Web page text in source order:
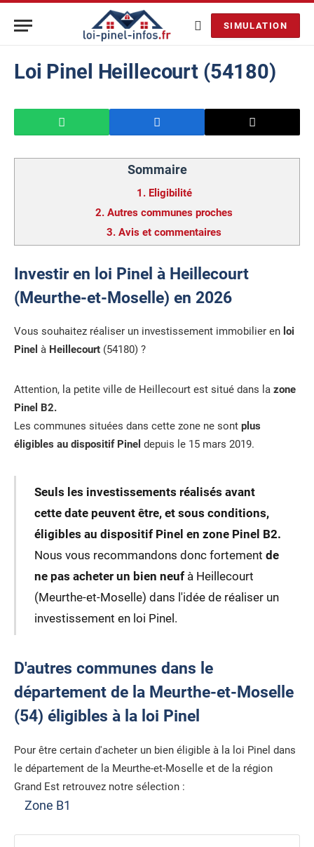
SIMULATION
Loi Pinel Heillecourt (54180)
Sommaire
1. Eligibilité
2. Autres communes proches
3. Avis et commentaires
Investir en loi Pinel à Heillecourt
(Meurthe-et-Moselle) en 2026
Vous souhaitez réaliser un investissement immobilier en loi
Pinel à Heillecourt (54180) ?
Attention, la petite ville de Heillecourt est situé dans la zone
Pinel B2.
Les communes situées dans cette zone ne sont plus
éligibles au dispositif Pinel depuis le 15 mars 2019.
Seuls les investissements réalisés avant
cette date peuvent être, et sous conditions,
éligibles au dispositif Pinel en zone Pinel B2.
Nous vous recommandons donc fortement de
ne pas acheter un bien neufà Heillecourt
(Meurthe-et-Moselle) dans l'idée de réaliser un
investissement en loi Pinel.
D'autres communes dans le
département de la Meurthe-et-Moselle
(54) éligibles à la loi Pinel
Pour être certain d'acheter un bien éligible à la loi Pinel dans
le département de la Meurthe-et-Moselle et de la région
Grand Est retrouvez notre sélection :
Zone B1